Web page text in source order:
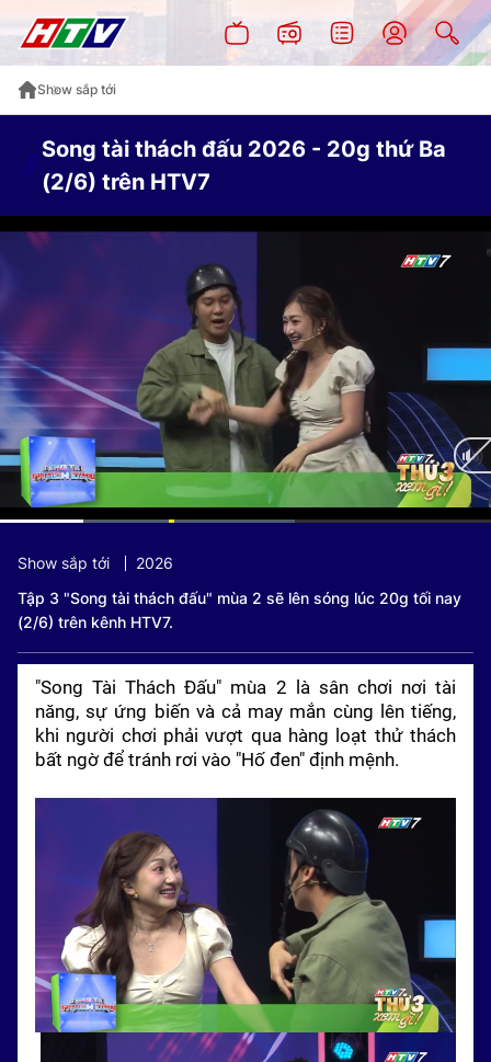
Show sắp tới
Song tài thách đấu 2026 - 20g thứ Ba
(2/6) trên HTV7
Time
Show sắp tới
2026
Tập 3 "Song tài thách đấu" mùa 2 sẽ lên sóng lúc 20g tối nay
(2/6) trên kênh HTV7.
"Song Tài Thách Đấu" mùa 2 là sân chơi nơi tài
năng, sự ứng biến và cả may mắn cùng lên tiếng,
khi người chơi phải vượt qua hàng loạt thử thách
bất ngờ để tránh rơi vào "Hố đen" định mệnh.